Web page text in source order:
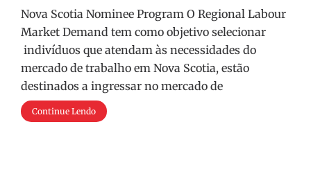
Nova Scotia Nominee Program O Regional Labour
Market Demand tem como objetivo selecionar
indivíduos que atendam às necessidades do
mercado de trabalho em Nova Scotia, estão
destinados a ingressar no mercado de
Continue Lendo